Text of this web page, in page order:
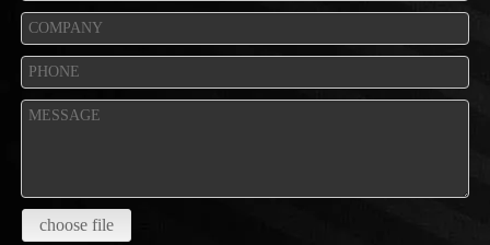
choose file